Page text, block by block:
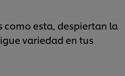
como esta, despiertan la
variedad en tus